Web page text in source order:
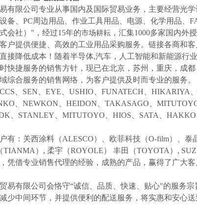
有限公司专业从事国内及国际贸易业务，主要经营光
备、PC周边用品、作业工具用品、电源、化学用品、
会社）"，经过15年的市场耕耘 ，汇集1000多家国内外
户提供便捷、高效的工业用品采购服务。链接各商和
接降低成本！随着半导体,汽车，人工智能和新能源行
快捷服务的销售方针，现已在北京，苏州，重庆，成
综合服务的销售网络，为客户提供及时而专业的服务。
CCS、SEN、EYE、USHIO、FUNATECH、HIKARIYA
、NEWKON、HEIDON、TAKASAGO、
、STANLEY、MITUTOYO、HIOS、SATA、
有：关西涂料（ALESCO）、欧菲科技（O-film）、
TIANMA）, 柔宇（ROYOLE） 丰田（TOYOTA）,
凭借专业销售代理的经验，成熟的产品，赢得了广大
易有限公司会恪守“诚信、品质、快速、贴心"的服务
少中间环节，并提供便利的配送服务，将实惠和安心送